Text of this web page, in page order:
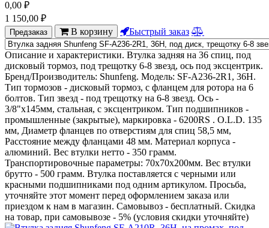
0,00 ₽
1 150,00 ₽
Предзаказ В корзину Быстрый заказ
Описание и характеристики. Втулка задняя на 36 спиц, под
дисковый тормоз, под трещотку 6-8 звезд, ось под эксцентрик.
Бренд/Производитель: Shunfeng. Модель: SF-A236-2R1, 36H.
Тип тормозов - дисковый тормоз, с фланцем для ротора на 6
болтов. Тип звезд - под трещотку на 6-8 звезд. Ось -
3/8"х145мм, стальная, с эксцентриком. Тип подшипников -
промышленные (закрытые), маркировка - 6200RS . O.L.D. 135
мм, Диаметр фланцев по отверстиям для спиц 58,5 мм,
Расстояние между фланцами 48 мм. Материал корпуса -
алюминий. Вес втулки нетто - 350 грамм.
Транспортировочные параметры: 70х70х200мм. Вес втулки
брутто - 500 грамм. Втулка поставляется с черными или
красными подшипниками под одним артикулом. Просьба,
уточняйте этот момент перед оформлением заказа или
приездом к нам в магазин. Самовывоз - бесплатный. Скидка
на товар, при самовывозе - 5% (условия скидки уточняйте)